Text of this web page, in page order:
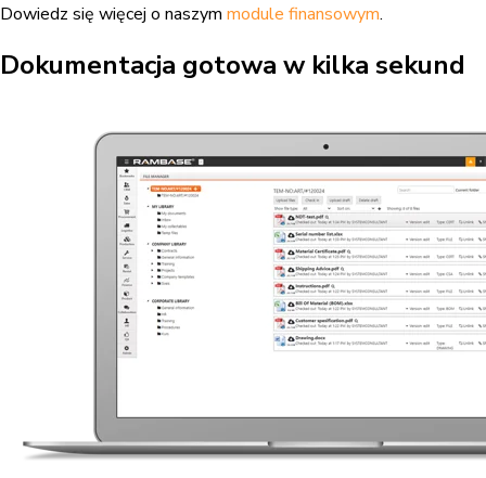
Dowiedz się więcej o naszym module finansowym.
Dokumentacja gotowa w kilka sekund